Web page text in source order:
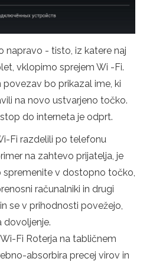
napravo - tisto, iz katere naj
vklopimo sprejem Wi -Fi.
bo prikazal ime, ki
na novo ustvarjeno točko.
do interneta je odprt.
Fi razdelili po telefonu
na zahtevo prijatelja, je
v dostopno točko,
računalniki in drugi
se v prihodnosti povežejo,
dovoljenje.
Fi Roterja na tabličnem
absorbira precej virov in